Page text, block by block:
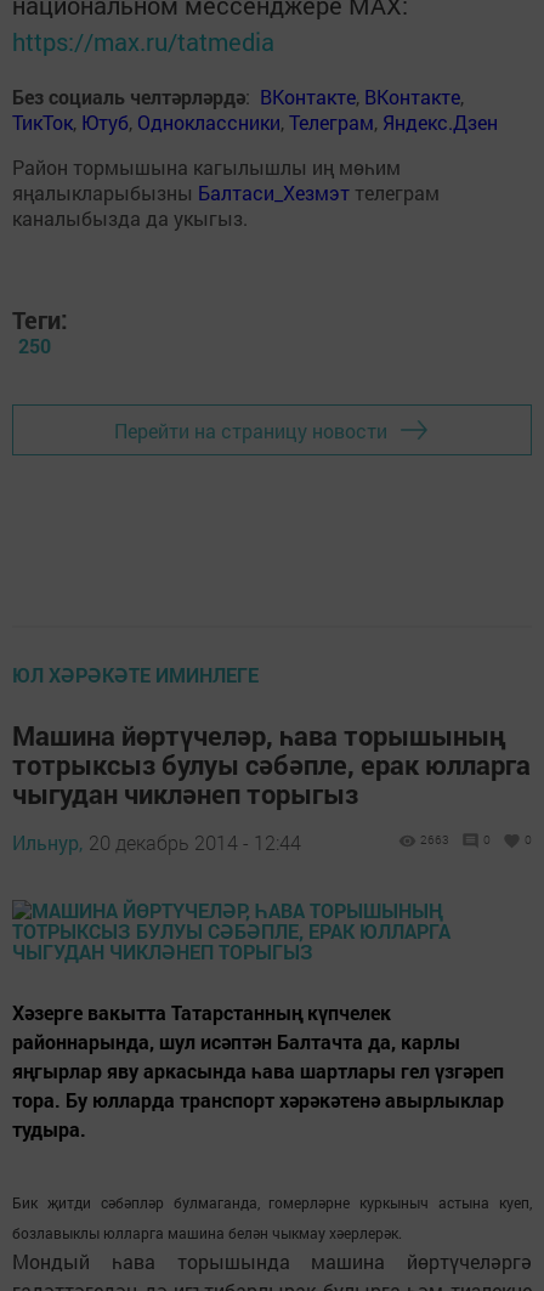
https://max.ru/tatmedia
Без социаль челтәрләрдә: ВКонтакте, ВКонтакте,
ТикТок, Ютуб, Одноклассники,Телеграм, Яндекс.Дзен
Район тормышына кагылышлы иң мөһим
яңалыкларыбызны Балтаси_Хезмэт телеграм
каналыбызда да укыгыз.
Теги:
250
Перейти на страницу новости
ЮЛ ХӘРӘКӘТЕ ИМИНЛЕГЕ
Машина йөртүчеләр, һава торышының
тотрыксыз булуы сәбәпле, ерак юлларга
чыгудан чикләнеп торыгыз
Ильнур, 20 декабрь 2014 - 12:44 2663 0 0
Хәзерге вакытта Татарстанның күпчелек
районнарында, шул исәптән Балтачта да, карлы
яңгырлар яву аркасында һава шартлары гел үзгәреп
тора. Бу юлларда транспорт хәрәкәтенә авырлыклар
тудыра.
Бик җитди сәбәпләр булмаганда, гомерләрне куркыныч астына куеп,
бозлавыклы юлларга машина белән чыкмау хәерлерәк.
Мондый һава торышында машина йөртүчеләргә